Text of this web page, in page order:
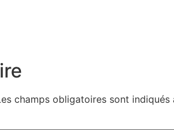
champs obligatoires sont indiqués